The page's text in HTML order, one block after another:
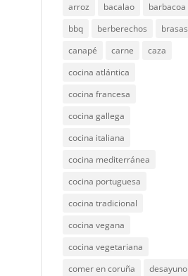
arroz
bacalao
barbacoa
bbq
berberechos
brasas
canapé
carne
caza
cocina atlántica
cocina francesa
cocina gallega
cocina italiana
cocina mediterránea
cocina portuguesa
cocina tradicional
cocina vegana
cocina vegetariana
comer en coruña
desayuno